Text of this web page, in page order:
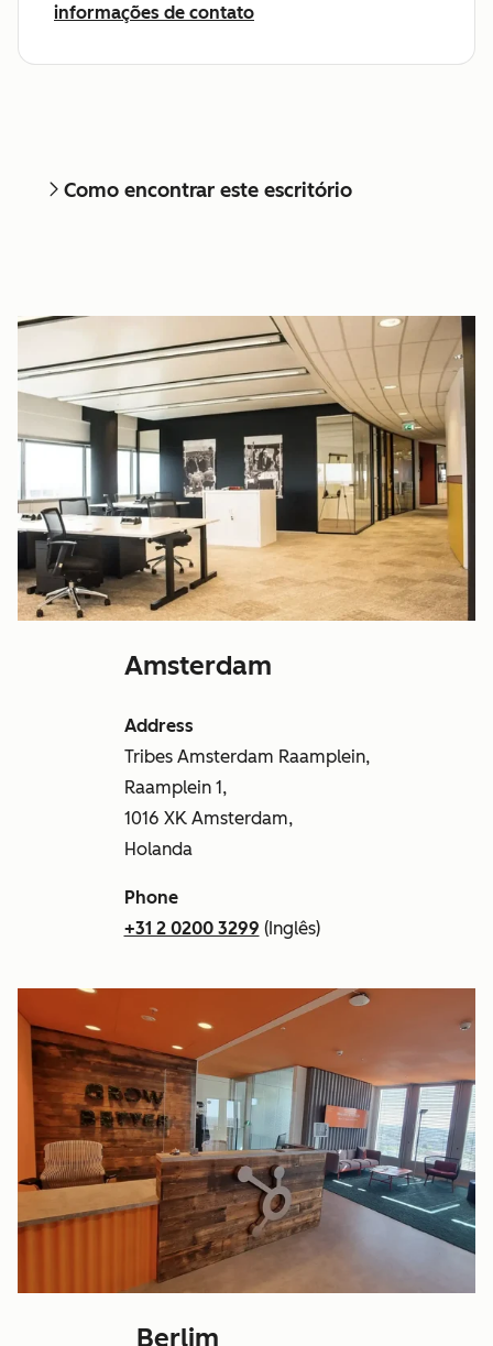
informações de contato
Como encontrar este escritório
Amsterdam
Address
Tribes Amsterdam Raamplein,
Raamplein 1,
1016 XK Amsterdam,
Holanda
Phone
+31 2 0200 3299 (Inglês)
Berlim